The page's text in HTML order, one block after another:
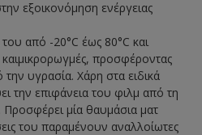
εξοικονόμηση ενέργειας
του από -20°C έως 80°C και
καιμικρορωγμές, προσφέροντας
υγρασία. Χάρη στα ειδικά
την επιφάνεια του φιλμ από τη
Προσφέρει μία θαυμάσια ματ
του παραμένουν αναλλοίωτες